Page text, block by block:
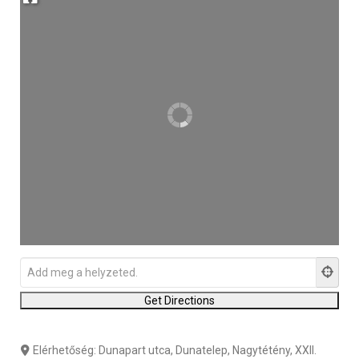
Elérhetőség: Dunapart utca, Dunatelep, Nagytétény, XXII.